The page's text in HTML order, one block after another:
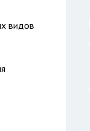
видов